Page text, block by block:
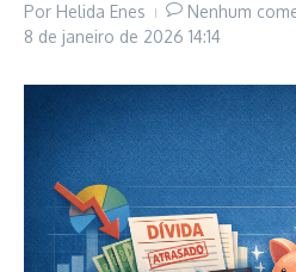
Por Helida Enes
Nenhum
8 de janeiro de 2026 14:14